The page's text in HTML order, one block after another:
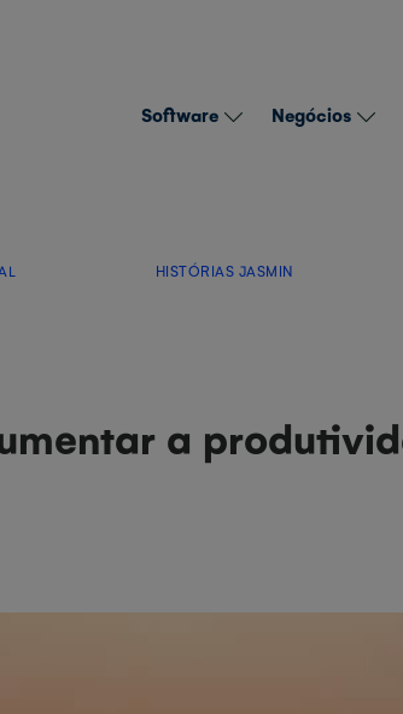
Software Negócios
HISTÓRIAS JASMIN
a